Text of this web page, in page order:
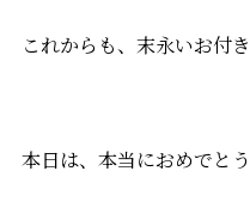
これからも、末永いお付
本日は、本当におめでと